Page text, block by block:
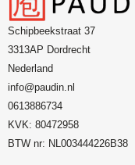
Schipbeekstraat 37
3313AP Dordrecht
Nederland
info@paudin.nl
0613886734
KVK: 80472958
BTW nr: NL003444226B38